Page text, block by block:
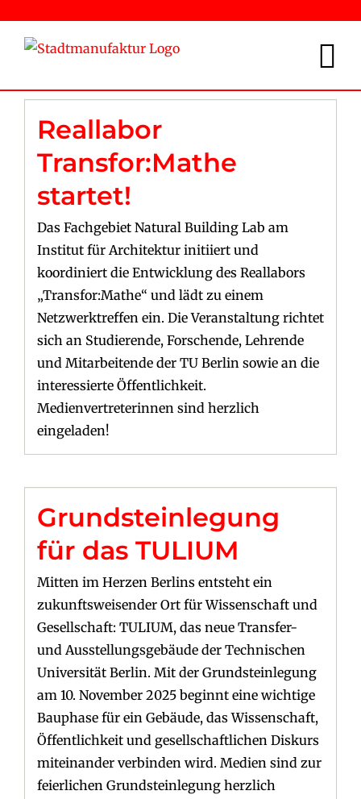
Inhalt
springen
Reallabor
Transfor:Mathe
startet!
Das Fachgebiet Natural Building Lab am
Institut für Architektur initiiert und
koordiniert die Entwicklung des Reallabors
„Transfor:Mathe“ und lädt zu einem
Netzwerktreffen ein. Die Veranstaltung richtet
sich an Studierende, Forschende, Lehrende
und Mitarbeitende der TU Berlin sowie an die
interessierte Öffentlichkeit.
Medienvertreterinnen sind herzlich
eingeladen!
Grundsteinlegung
für das TULIUM
Mitten im Herzen Berlins entsteht ein
zukunftsweisender Ort für Wissenschaft und
Gesellschaft: TULIUM, das neue Transfer-
und Ausstellungsgebäude der Technischen
Universität Berlin. Mit der Grundsteinlegung
am 10. November 2025 beginnt eine wichtige
Bauphase für ein Gebäude, das Wissenschaft,
Öffentlichkeit und gesellschaftlichen Diskurs
miteinander verbinden wird. Medien sind zur
feierlichen Grundsteinlegung herzlich